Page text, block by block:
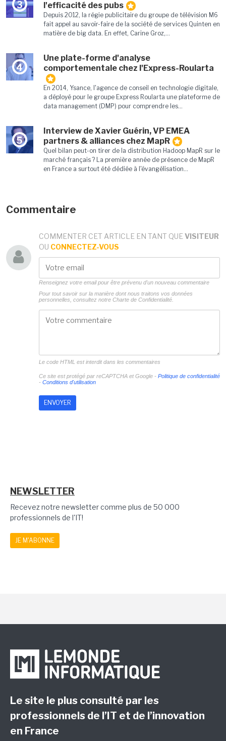
3 l'efficacité des pubs
Depuis 2012, la régie publicitaire du groupe de télévision M6
fait appel au savoir-faire de la société de services Quinten en
matière de big data. En effet, Carine Groz,...
4
Une plate-forme d'analyse
comportementale chez l'Express-Roularta
En 2014, Ysance, l'agence de conseil en technologie digitale,
a déployé pour le groupe Express Roularta une plateforme de
data management (DMP) pour comprendre les...
5
Interview de Xavier Guérin, VP EMEA
partners & alliances chez MapR
Quel bilan peut-on tirer de la distribution Hadoop MapR sur le
marché français ? La première année de présence de MapR
en France a surtout été dédiée à l'évangélisation...
Commentaire
COMMENTER CET ARTICLE EN TANT QUE VISITEUR
OU CONNECTEZ-VOUS
Renseignez votre email pour être prévenu d'un nouveau commentaire
Pour tout savoir sur la manière dont nous traitons vos données
personnelles, consultez notre Charte de Confidentialité.
Le code HTML est interdit dans les commentaires
Ce site est protégé par reCAPTCHA et Google - Politique de confidentialité
- Conditions d'utilisation
NEWSLETTER
Recevez notre newsletter comme plus de 50 000
professionnels de l'IT!
JE M'ABONNE
Le site le plus consulté par les
professionnels de l’IT et de l’innovation
en France